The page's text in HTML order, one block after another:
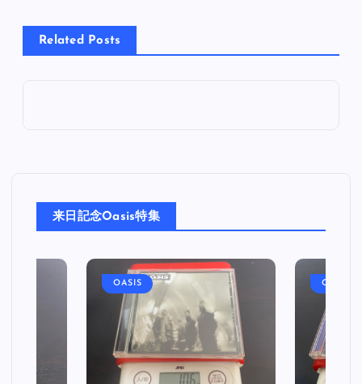
ビ
ゲRelated Posts
来日記念Oasis特集
OASIS OASIS